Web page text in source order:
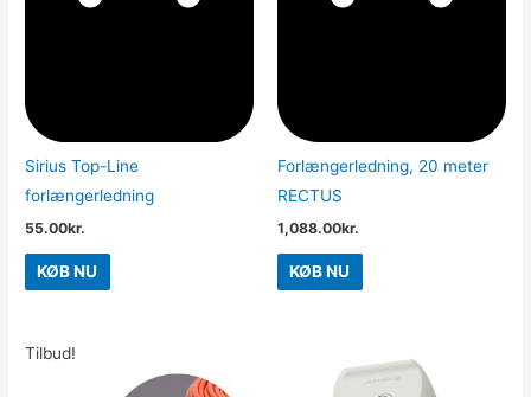
Sirius Top-Line
forlængerledning
55.00kr.
KØB NU
Forlængerledning, 20 meter
RECTUS
1,088.00kr.
KØB NU
Tilbud!